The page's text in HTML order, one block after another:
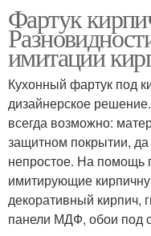
Фартук
имитации
Кухонный фартук под
дизайнерское
всегда возможно:
защитном покрытии, да
непростое. На помощь
имитирующие
декоративный кирпич,
панели МДФ, обои под